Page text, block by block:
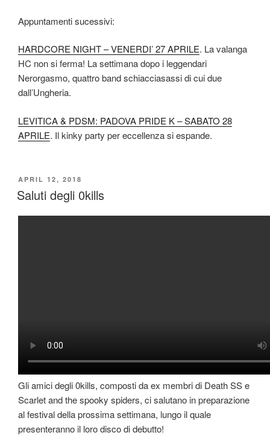
Appuntamenti sucessivi:
HARDCORE NIGHT – VENERDI’ 27 APRILE. La valanga
HC non si ferma! La settimana dopo i leggendari
Nerorgasmo, quattro band schiacciasassi di cui due
dall’Ungheria.
LEVITICA & PDSM: PADOVA PRIDE K – SABATO 28
APRILE. Il kinky party per eccellenza si espande.
POSTED
ON
APRIL 12, 2018
Saluti degli 0kills
Gli amici degli 0kills, composti da ex membri di Death SS e
Scarlet and the spooky spiders, ci salutano in preparazione
al festival della prossima settimana, lungo il quale
presenteranno il loro disco di debutto!